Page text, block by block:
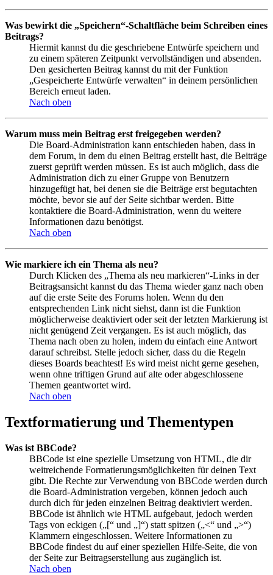
Was bewirkt die „Speichern“-Schaltfläche beim Schreiben eines
Beitrags?
Hiermit kannst du die geschriebene Entwürfe speichern und
zu einem späteren Zeitpunkt vervollständigen und absenden.
Den gesicherten Beitrag kannst du mit der Funktion
„Gespeicherte Entwürfe verwalten“ in deinem persönlichen
Bereich erneut laden.
Nach oben
Warum muss mein Beitrag erst freigegeben werden?
Die Board-Administration kann entschieden haben, dass in
dem Forum, in dem du einen Beitrag erstellt hast, die Beiträge
zuerst geprüft werden müssen. Es ist auch möglich, dass die
Administration dich zu einer Gruppe von Benutzern
hinzugefügt hat, bei denen sie die Beiträge erst begutachten
möchte, bevor sie auf der Seite sichtbar werden. Bitte
kontaktiere die Board-Administration, wenn du weitere
Informationen dazu benötigst.
Nach oben
Wie markiere ich ein Thema als neu?
Durch Klicken des „Thema als neu markieren“-Links in der
Beitragsansicht kannst du das Thema wieder ganz nach oben
auf die erste Seite des Forums holen. Wenn du den
entsprechenden Link nicht siehst, dann ist die Funktion
möglicherweise deaktiviert oder seit der letzten Markierung ist
nicht genügend Zeit vergangen. Es ist auch möglich, das
Thema nach oben zu holen, indem du einfach eine Antwort
darauf schreibst. Stelle jedoch sicher, dass du die Regeln
dieses Boards beachtest! Es wird meist nicht gerne gesehen,
wenn ohne triftigen Grund auf alte oder abgeschlossene
Themen geantwortet wird.
Nach oben
Textformatierung und Thementypen
Was ist BBCode?
BBCode ist eine spezielle Umsetzung von HTML, die dir
weitreichende Formatierungsmöglichkeiten für deinen Text
gibt. Die Rechte zur Verwendung von BBCode werden durch
die Board-Administration vergeben, können jedoch auch
durch dich für jeden einzelnen Beitrag deaktiviert werden.
BBCode ist ähnlich wie HTML aufgebaut, jedoch werden
Tags von eckigen („[“ und „]“) statt spitzen („<“ und „>“)
Klammern eingeschlossen. Weitere Informationen zu
BBCode findest du auf einer speziellen Hilfe-Seite, die von
der Seite zur Beitragserstellung aus zugänglich ist.
Nach oben